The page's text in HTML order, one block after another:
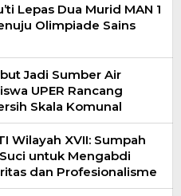
Lepas Dua Murid MAN 1
Olimpiade Sains
Jadi Sumber Air
UPER Rancang
Skala Komunal
Wilayah XVII: Sumpah
untuk Mengabdi
dan Profesionalisme